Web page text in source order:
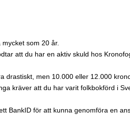
som 20 år.
att du har en aktiv skuld hos
men 10.000 eller 12.000
kräver att du har varit folkbokförd i
BankID för att kunna genomföra en